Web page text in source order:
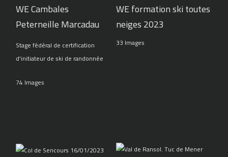
WE Cambales
Peterneille Marcadau
Stage fédéral de certification
d'initiateur de ski de randonnée
74 Images
WE formation ski toutes
neiges 2023
33 Images